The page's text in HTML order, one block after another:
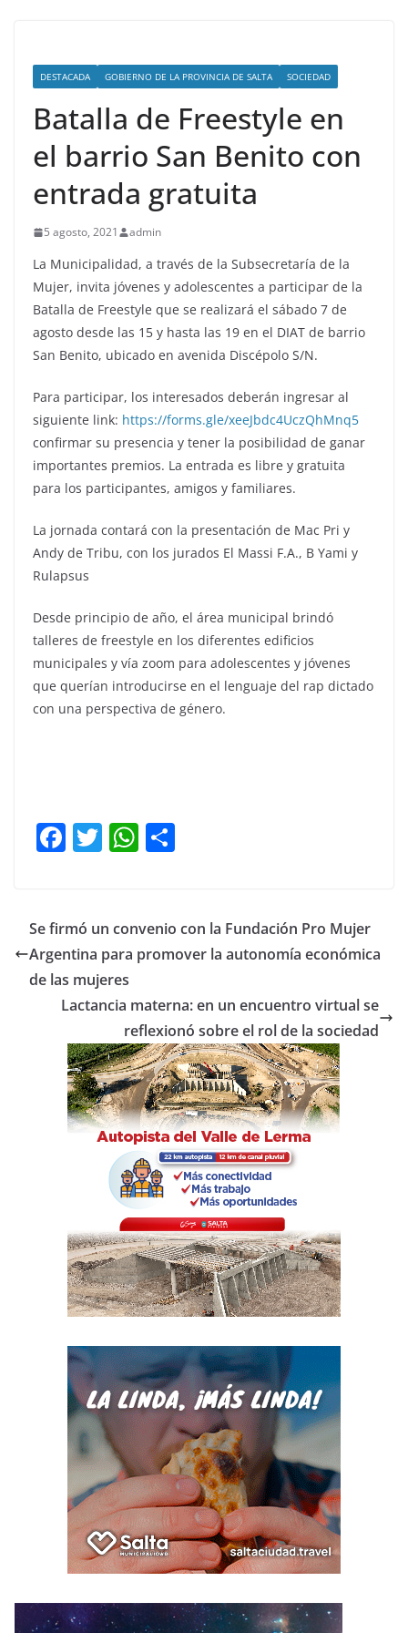
DESTACADA GOBIERNO DE LA PROVINCIA DE SALTA SOCIEDAD
Batalla de Freestyle en
el barrio San Benito con
entrada gratuita
5 agosto, 2021 admin
La Municipalidad, a través de la Subsecretaría de la
Mujer, invita jóvenes y adolescentes a participar de la
Batalla de Freestyle que se realizará el sábado 7 de
agosto desde las 15 y hasta las 19 en el DIAT de barrio
San Benito, ubicado en avenida Discépolo S/N.
Para participar, los interesados deberán ingresar al
siguiente link: https://forms.gle/xeeJbdc4UczQhMnq5
confirmar su presencia y tener la posibilidad de ganar
importantes premios. La entrada es libre y gratuita
para los participantes, amigos y familiares.
La jornada contará con la presentación de Mac Pri y
Andy de Tribu, con los jurados El Massi F.A., B Yami y
Rulapsus
Desde principio de año, el área municipal brindó
talleres de freestyle en los diferentes edificios
municipales y vía zoom para adolescentes y jóvenes
que querían introducirse en el lenguaje del rap dictado
con una perspectiva de género.
F
e
b
o
o
k
T
er
W
s
A
p
p
ar
Se firmó un convenio con la Fundación Pro Mujer
Argentina para promover la autonomía económica
de las mujeres
Lactancia materna: en un encuentro virtual se
reflexionó sobre el rol de la sociedad